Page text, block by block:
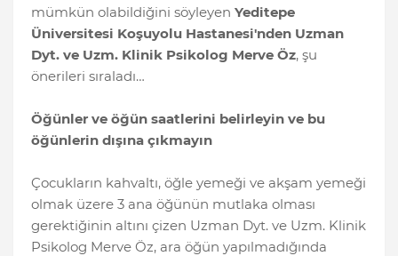
mümkün olabildiğini söyleyen Yeditepe
Üniversitesi Koşuyolu Hastanesi'nden Uzman
Dyt. ve Uzm. Klinik Psikolog Merve Öz, şu
önerileri sıraladı…
Öğünler ve öğün saatlerini belirleyin ve bu
öğünlerin dışına çıkmayın
Çocukların kahvaltı, öğle yemeği ve akşam yemeği
olmak üzere 3 ana öğünün mutlaka olması
gerektiğinin altını çizen Uzman Dyt. ve Uzm. Klinik
Psikolog Merve Öz, ara öğün yapılmadığında